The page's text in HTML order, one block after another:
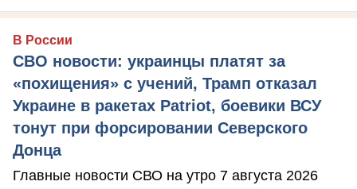
В России
СВО новости: украинцы платят за
«похищения» с учений, Трамп отказал
Украине в ракетах Patriot, боевики ВСУ
тонут при форсировании Северского
Донца
Главные новости СВО на утро 7 августа 2026